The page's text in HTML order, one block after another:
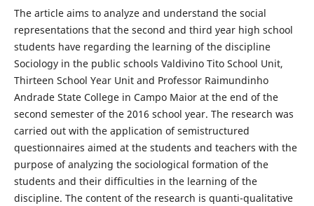
The article aims to analyze and understand the social
representations that the second and third year high school
students have regarding the learning of the discipline
Sociology in the public schools Valdivino Tito School Unit,
Thirteen School Year Unit and Professor Raimundinho
Andrade State College in Campo Maior at the end of the
second semester of the 2016 school year. The research was
carried out with the application of semistructured
questionnaires aimed at the students and teachers with the
purpose of analyzing the sociological formation of the
students and their difficulties in the learning of the
discipline. The content of the research is quanti-qualitative